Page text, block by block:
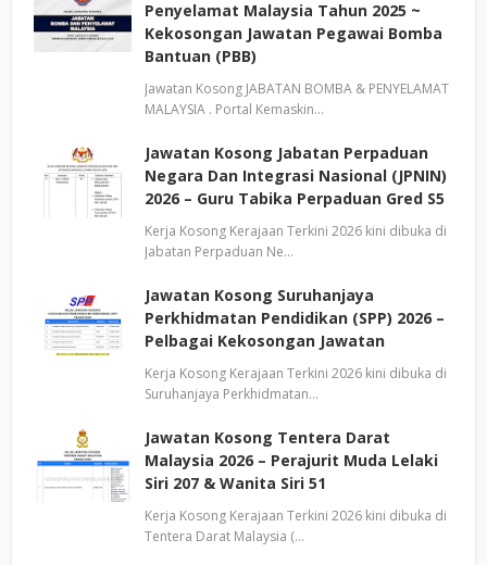
Penyelamat Malaysia Tahun 2025 ~
Kekosongan Jawatan Pegawai Bomba
Bantuan (PBB)
Jawatan Kosong JABATAN BOMBA & PENYELAMAT
MALAYSIA . Portal Kemaskin…
Jawatan Kosong Jabatan Perpaduan
Negara Dan Integrasi Nasional (JPNIN)
2026 – Guru Tabika Perpaduan Gred S5
Kerja Kosong Kerajaan Terkini 2026 kini dibuka di
Jabatan Perpaduan Ne…
Jawatan Kosong Suruhanjaya
Perkhidmatan Pendidikan (SPP) 2026 –
Pelbagai Kekosongan Jawatan
Kerja Kosong Kerajaan Terkini 2026 kini dibuka di
Suruhanjaya Perkhidmatan…
Jawatan Kosong Tentera Darat
Malaysia 2026 – Perajurit Muda Lelaki
Siri 207 & Wanita Siri 51
Kerja Kosong Kerajaan Terkini 2026 kini dibuka di
Tentera Darat Malaysia (…